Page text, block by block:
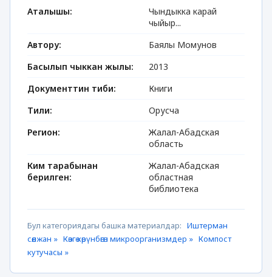
Аталышы:
Чындыкка карай
чыйыр...
Автору:
Баялы Момунов
Басылып чыккан жылы:
2013
Документтин тиби:
Книги
Тили:
Орусча
Регион:
Жалал-Абадская
область
Ким тарабынан
берилген:
Жалал-Абадская
областная
библиотека
Бул категориядагы башка материалдар: Иштерман
сөөлжан » Көзгө көрүнбөгөн микроорганизмдер » Компост
кутучасы »